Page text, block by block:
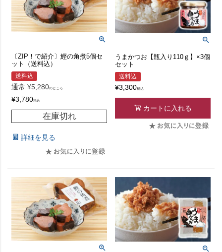
〔ZIP！で紹介〕鰹の角煮5個セ
ット（送料込）
送料込
通常 ¥5,280のところ
¥3,780税込
在庫切れ
詳細を見る
うまかつお【瓶入り110ｇ】×3個
セット
送料込
¥3,300税込
カートに入れる